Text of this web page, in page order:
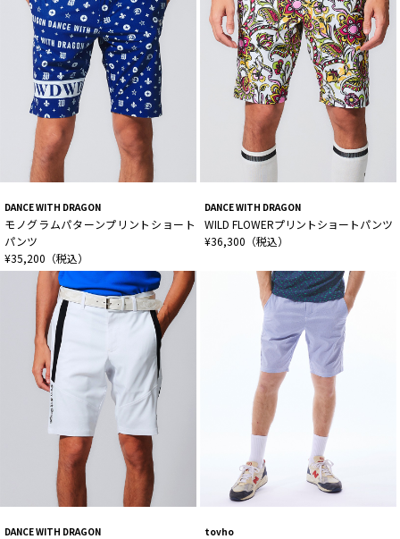
DANCE WITH DRAGON
モノグラムパターンプリントショート
パンツ
¥35,200（税込）
DANCE WITH DRAGON
WILD FLOWERプリントショートパンツ
¥36,300（税込）
DANCE WITH DRAGON tovho